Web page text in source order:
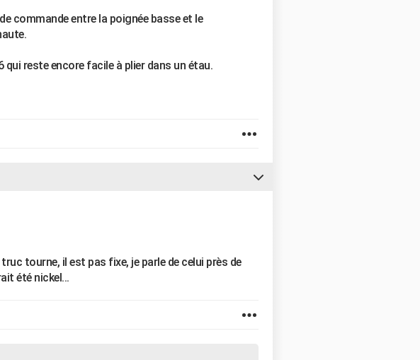
commande entre la poignée basse et le
reste encore facile à plier dans un étau.
tourne, il est pas fixe, je parle de celui près de
été nickel...